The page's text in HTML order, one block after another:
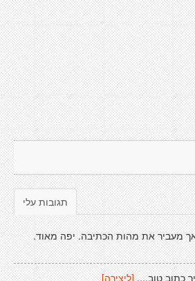
תגובות עלי
מעביר את מהות הכתיבה. יפה מאוד.
כתוב טוב.... [ליצירה]